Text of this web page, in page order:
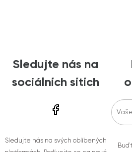
Sledujte nás na
sociálních sítích
Sledujte nás na svých oblíbených